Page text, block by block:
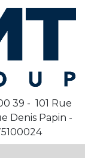
39 - 101 Rue
Denis Papin -